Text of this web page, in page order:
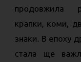
продовжила
крапки, коми,
знаки. В епоху
стала ще